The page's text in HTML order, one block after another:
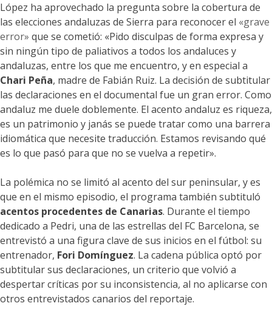
López ha aprovechado la pregunta sobre la cobertura de
las elecciones andaluzas de Sierra para reconocer el «grave
error» que se cometió: «Pido disculpas de forma expresa y
sin ningún tipo de paliativos a todos los andaluces y
andaluzas, entre los que me encuentro, y en especial a
Chari Peña, madre de Fabián Ruiz. La decisión de subtitular
las declaraciones en el documental fue un gran error. Como
andaluz me duele doblemente. El acento andaluz es riqueza,
es un patrimonio y janás se puede tratar como una barrera
idiomática que necesite traducción. Estamos revisando qué
es lo que pasó para que no se vuelva a repetir».
La polémica no se limitó al acento del sur peninsular, y es
que en el mismo episodio, el programa también subtituló
acentos procedentes de Canarias. Durante el tiempo
dedicado a Pedri, una de las estrellas del FC Barcelona, se
entrevistó a una figura clave de sus inicios en el fútbol: su
entrenador, Fori Domínguez. La cadena pública optó por
subtitular sus declaraciones, un criterio que volvió a
despertar críticas por su inconsistencia, al no aplicarse con
otros entrevistados canarios del reportaje.